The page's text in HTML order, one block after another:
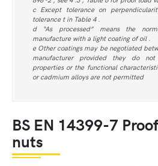
c Except tolerance on
tolerance t in Table 4 .
d “As processed” means the
manufacture with a light coating of oil .
e Other coatings may be negotiated
manufacturer provided they do
properties or the functional
or cadmium alloys are not permitted
BS EN 14399-7
nuts